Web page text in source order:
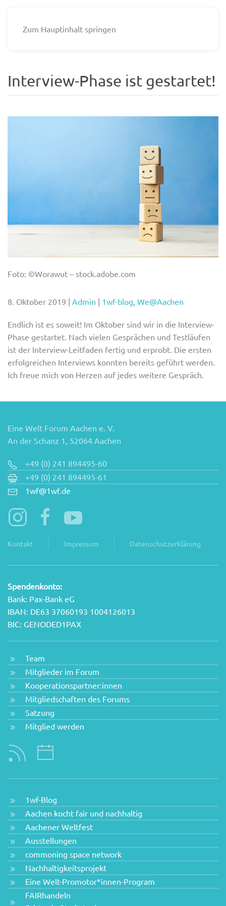
Zum Hauptinhalt springen
Interview-Phase ist gestartet!
Foto: ©Worawut – stock.adobe.com
8. Oktober 2019 | Admin | 1wf-blog We@Aachen
Endlich ist es soweit! Im Oktober sind wir in die Interview-
Phase gestartet. Nach vielen Gesprächen und Testläufen
ist der Interview-Leitfaden fertig und erprobt. Die ersten
erfolgreichen Interviews konnten bereits geführt werden.
Ich freue mich von Herzen auf jedes weitere Gespräch.
Eine Welt Forum Aachen e. V.
An der Schanz 1, 52064 Aachen
+49 (0) 241 894495-60
+49 (0) 241 894495-61
1wf@1wf.de
Kontakt Impressum Datenschutzerklärung
Spendenkonto:
Bank: Pax-Bank eG
IBAN: DE63 37060193 1004126013
BIC: GENODED1PAX
Team
Mitglieder im Forum
Kooperationspartner:innen
Mitgliedschaften des Forums
Satzung
Mitglied werden
1wf-Blog
Aachen kocht fair und nachhaltig
Aachener Weltfest
Ausstellungen
commoning space network
Nachhaltigkeitsprojekt
Eine Welt-Promotor*innen-Program
FAIRhandeln